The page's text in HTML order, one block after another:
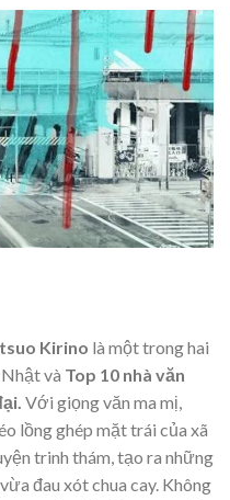
Kirino là một trong hai
và Top 10 nhà văn
Với giọng văn ma mị,
lồng ghép mặt trái của xã
trinh thám, tạo ra những
đau xót chua cay. Không